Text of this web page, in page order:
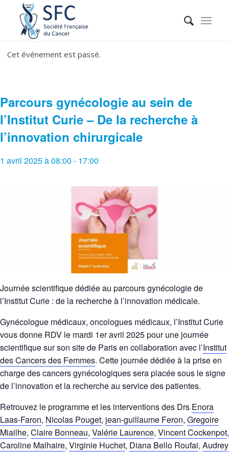
Cet événement est passé.
Parcours gynécologie au sein de
l’Institut Curie – De la recherche à
l’innovation chirurgicale
1 avril 2025 à 08:00 - 17:00
Journée scientifique dédiée au parcours gynécologie de
l’Institut Curie : de la recherche à l’innovation médicale.
Gynécologue médicaux, oncologues médicaux, l’Institut Curie
vous donne RDV le mardi 1er avril 2025 pour une journée
scientifique sur son site de Paris en collaboration avec l’Institut
des Cancers des Femmes. Cette journée dédiée à la prise en
charge des cancers gynécologiques sera placée sous le signe
de l’innovation et la recherche au service des patientes.
Retrouvez le programme et les interventions des Drs Enora
Laas-Faron, Nicolas Pouget, jean-guillaume Feron, Gregoire
Miailhe, Claire Bonneau, Valérie Laurence, Vincent Cockenpot,
Caroline Malhaire, Virginie Huchet, Diana Bello Roufai, Audrey